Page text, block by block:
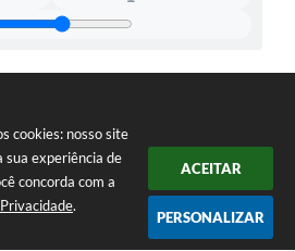
cookies: nosso site
sua experiência de
concorda com a
Privacidade.
ACEITAR
PERSONALIZAR